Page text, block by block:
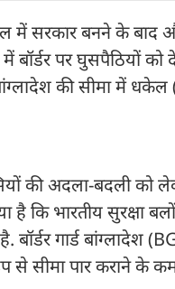
में सरकार बनने के बाद
में बॉर्डर पर घुसपैठियों
की सीमा में धकेल
की अदला-बदली को
है कि भारतीय सुरक्षा
बॉर्डर गार्ड बांग्लादेश
सीमा पार कराने के